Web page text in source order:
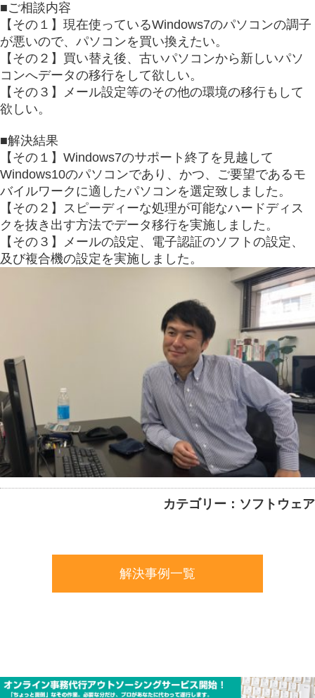
■ご相談内容
【その１】現在使っているWindows7のパソコンの調子
が悪いので、パソコンを買い換えたい。
【その２】買い替え後、古いパソコンから新しいパソ
コンへデータの移行をして欲しい。
【その３】メール設定等のその他の環境の移行もして
欲しい。
■解決結果
【その１】Windows7のサポート終了を見越して
Windows10のパソコンであり、かつ、ご要望であるモ
バイルワークに適したパソコンを選定致しました。
【その２】スピーディーな処理が可能なハードディス
クを抜き出す方法でデータ移行を実施しました。
【その３】メールの設定、電子認証のソフトの設定、
及び複合機の設定を実施しました。
カテゴリー：ソフトウェア
解決事例一覧